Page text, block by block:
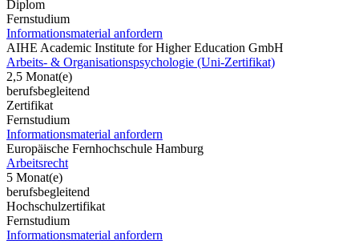
Diplom
Fernstudium
Informationsmaterial anfordern
AIHE Academic Institute for Higher Education GmbH
Arbeits- & Organisationspsychologie (Uni-Zertifikat)
2,5 Monat(e)
berufsbegleitend
Zertifikat
Fernstudium
Informationsmaterial anfordern
Europäische Fernhochschule Hamburg
Arbeitsrecht
5 Monat(e)
berufsbegleitend
Hochschulzertifikat
Fernstudium
Informationsmaterial anfordern